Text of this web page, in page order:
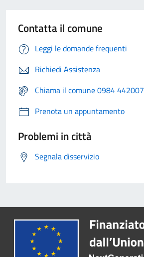
Contatta il comune
Leggi le domande frequenti
Richiedi Assistenza
Chiama il comune 0984 442007
Prenota un appuntamento
Problemi in città
Segnala disservizio